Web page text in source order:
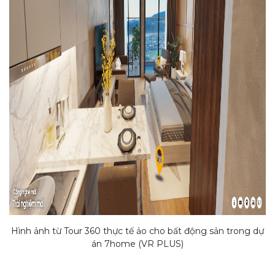
Hình ảnh từ Tour 360 thực tế ảo cho bất động sản trong dự
án 7home (VR PLUS)